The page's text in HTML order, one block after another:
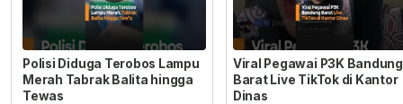
Polisi Diduga Terobos Lampu
Merah Tabrak Balita hingga
Tewas
Viral Pegawai P3K Bandung
Barat Live TikTok di Kantor
Dinas